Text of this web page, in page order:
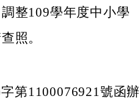
整109學年度中小學
照。
第1100076921號函辦